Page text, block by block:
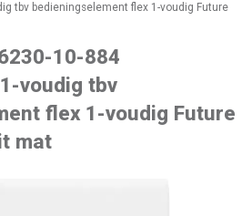
tbv bedieningselement flex 1-voudig Future
10-884
voudig tbv
flex 1-voudig Future
mat